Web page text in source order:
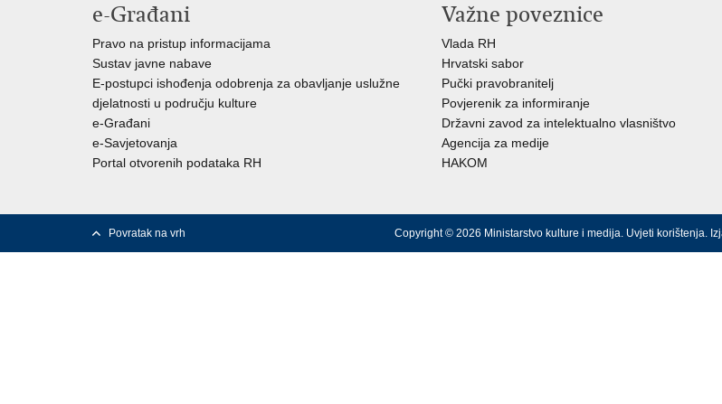
e-Građani
Pravo na pristup informacijama
Sustav javne nabave
E-postupci ishođenja odobrenja za obavljanje uslužne
djelatnosti u području kulture
e-Građani
e-Savjetovanja
Portal otvorenih podataka RH
Važne poveznice
Vlada RH
Hrvatski sabor
Pučki pravobranitelj
Povjerenik za informiranje
Državni zavod za intelektualno vlasništvo
Agencija za medije
HAKOM
Povratak na vrh Copyright © 2026 Ministarstvo kulture i medija. Uvjeti korištenja.